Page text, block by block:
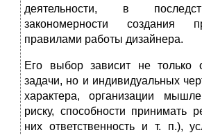
деятельности, в
закономерности создания
правилами работы дизайнера.
Его выбор зависит не только
задачи, но и индивидуальных
характера, организации
риску, способности принимать
них ответственность и т. п.),